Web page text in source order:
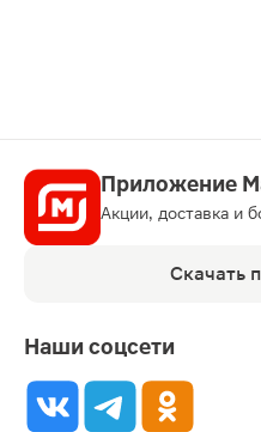
Приложение
Акции, доставка и
Скачать
Наши соцсети